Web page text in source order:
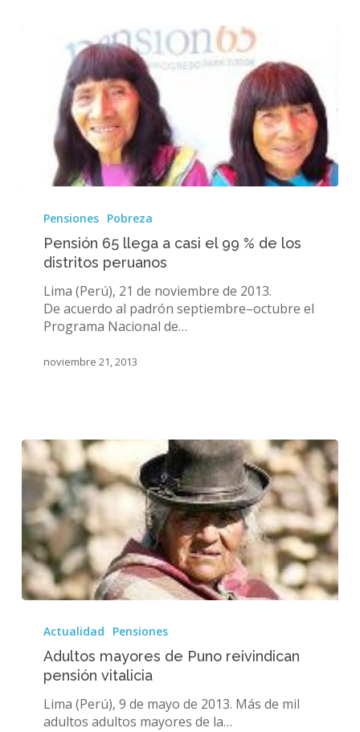
distritos
Pensiones Pobreza
Pensión 65 llega a casi el 99 % de los
distritos peruanos
Lima (Perú), 21 de noviembre de 2013.
De acuerdo al padrón septiembre–octubre el
Programa Nacional de…
noviembre 21, 2013
mayores
Puno
reivindican
pensión
vitalicia
Actualidad Pensiones
Adultos mayores de Puno reivindican
pensión vitalicia
Lima (Perú), 9 de mayo de 2013. Más de mil
adultos adultos mayores de la…